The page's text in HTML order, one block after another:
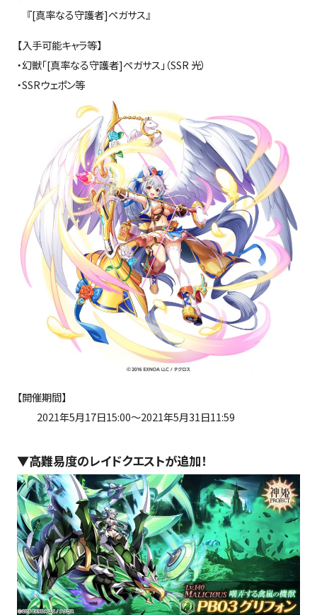
『[真率なる守護者]ペガサス』
【入手可能キャラ等】
・幻獣「[真率なる守護者]ペガサス」（SSR 光）
・SSRウェポン等
【開催期間】
2021年5月17日15:00～2021年5月31日11:59
▼高難易度のレイドクエストが追加！